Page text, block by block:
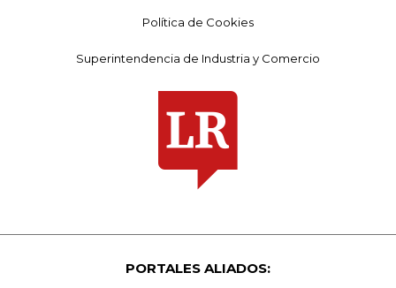
Política de Cookies
Superintendencia de Industria y Comercio
PORTALES ALIADOS: